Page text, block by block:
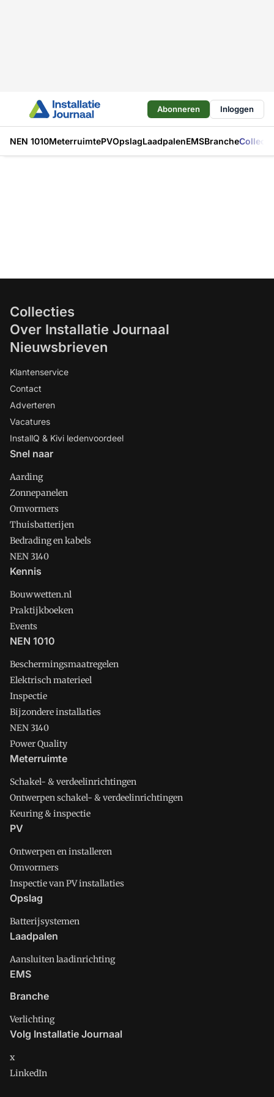
Abonneren Inloggen
NEN 1010MeterruimtePVOpslagLaadpalenEMSBranche
Collecties
Over Installatie Journaal
Nieuwsbrieven
Klantenservice
Contact
Adverteren
Vacatures
InstallQ & Kivi ledenvoordeel
Snel naar
Aarding
Zonnepanelen
Omvormers
Thuisbatterijen
Bedrading en kabels
NEN 3140
Kennis
Bouwwetten.nl
Praktijkboeken
Events
NEN 1010
Beschermingsmaatregelen
Elektrisch materieel
Inspectie
Bijzondere installaties
NEN 3140
Power Quality
Meterruimte
Schakel- & verdeelinrichtingen
Ontwerpen schakel- & verdeelinrichtingen
Keuring & inspectie
PV
Ontwerpen en installeren
Omvormers
Inspectie van PV installaties
Opslag
Batterijsystemen
Laadpalen
Aansluiten laadinrichting
EMS
Branche
Verlichting
Volg Installatie Journaal
x
LinkedIn